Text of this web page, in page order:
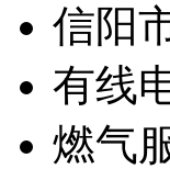
信阳
有线
燃气